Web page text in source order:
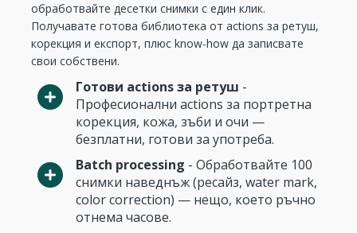
обработвайте десетки снимки с един клик.
Получавате готова библиотека от actions за ретуш,
корекция и експорт, плюс know-how да записвате
свои собствени.
Готови actions за ретуш -
Професионални actions за портретна
корекция, кожа, зъби и очи —
безплатни, готови за употреба.
Batch processing - Обработвайте 100
снимки наведнъж (ресайз, water mark,
color correction) — нещо, което ръчно
отнема часове.